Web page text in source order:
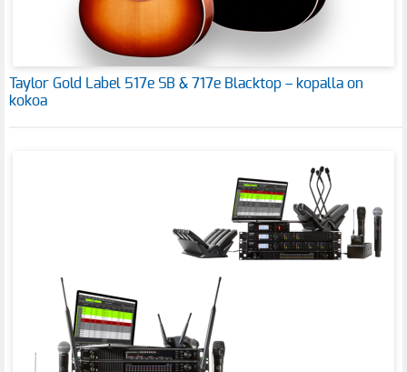
Taylor Gold Label 517e SB & 717e Blacktop – kopalla on
kokoa